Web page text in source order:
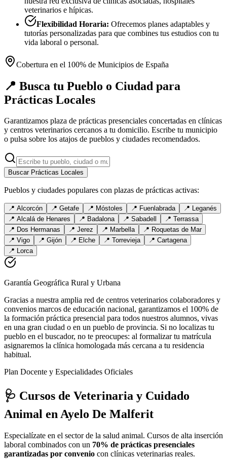
veterinarios e hípicas.
Flexibilidad Horaria: Ofrecemos planes adaptables y
tutorías personalizadas para que combines tus estudios con tu
vida laboral o personal.
Cobertura en el 100% de Municipios de España
📍 Busca tu Pueblo o Ciudad para
Prácticas Locales
Garantizamos plaza de prácticas presenciales concertadas en clínicas
y centros veterinarios cercanos a tu domicilio. Escribe tu municipio
o pulsa sobre los atajos de pueblos y ciudades recomendados.
Buscar Prácticas Locales
Pueblos y ciudades populares con plazas de prácticas activas:
📍 Alcorcón 📍 Getafe 📍 Móstoles 📍 Fuenlabrada 📍 Leganés
📍 Alcalá de Henares 📍 Badalona 📍 Sabadell 📍 Terrassa
📍 Dos Hermanas 📍 Jerez 📍 Marbella 📍 Roquetas de Mar
📍 Vigo 📍 Gijón 📍 Elche 📍 Torrevieja 📍 Cartagena
📍 Lorca
Garantía Geográfica Rural y Urbana
Gracias a nuestra amplia red de centros veterinarios colaboradores y
convenios marcos de educación nacional, garantizamos el 100% de
la formación práctica presencial para todos nuestros alumnos, vivas
en una gran ciudad o en un pueblo de provincia. Si no localizas tu
pueblo en el buscador, no te preocupes: al formalizar tu matrícula
asignaremos la clínica homologada más cercana a tu residencia
habitual.
Plan Docente y Especialidades Oficiales
🩺 Cursos de Veterinaria y Cuidado
Animal en Ayelo De Malferit
Especialízate en el sector de la salud animal. Cursos de alta inserción
laboral combinados con un 70% de prácticas presenciales
garantizadas por convenio con clínicas veterinarias reales.